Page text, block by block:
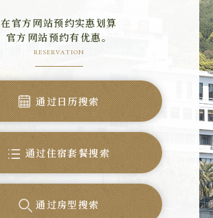
在官方网站预约实惠划算
官方网站预约有优惠。
RESERVATION
通过日历搜索
通过住宿套餐搜索
通过房型搜索